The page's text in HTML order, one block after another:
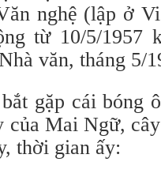
nghệ (lập ở
từ 10/5/
văn, tháng 5/
gặp cái bóng
của Mai Ngữ,
thời gian ấy: